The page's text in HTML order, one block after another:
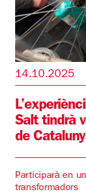
14.10.2025
Salt tindrà
de
Participarà en
transformadors